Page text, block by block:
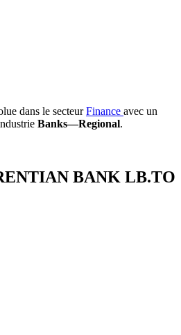
dans le secteurFinance avec un
Banks—Regional.
BANK LB.TO